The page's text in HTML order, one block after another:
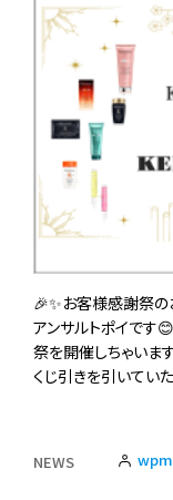
🎉✨お客様感謝祭の
アンサルトポイです
祭を開催しちゃいま
くじ引きを引いてい
NEWS